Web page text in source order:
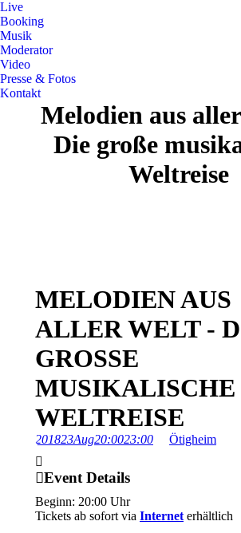
Live
Booking
Musik
Moderator
Video
Presse & Fotos
Kontakt
Melodien aus
Die große
Weltreise
MELODIEN AUS
ALLER WELT -
GROSSE M
USIKALISCHE W
ELTREISE
201823Aug20:0023:00 Ötigheim
Event Details
Beginn: 20:00 Uhr
Tickets ab sofort via Internet erhältlich